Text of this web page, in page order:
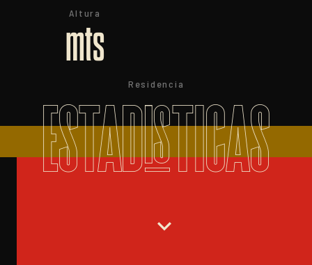
Altura
mts
Residencia
ESTADISTICAS
expand_more